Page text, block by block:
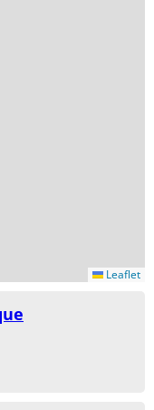
Leaflet